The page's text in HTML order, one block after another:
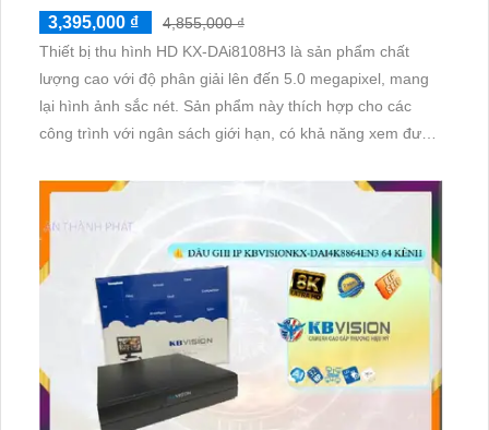
3,395,000 ₫
4,855,000 ₫
Thiết bị thu hình HD KX-DAi8108H3 là sản phẩm chất
lượng cao với độ phân giải lên đến 5.0 megapixel, mang
lại hình ảnh sắc nét. Sản phẩm này thích hợp cho các
công trình với ngân sách giới hạn, có khả năng xem được
CVI, TVI, BCS với độ bền cao, phẩm cung cấp thêm 4
xưởng